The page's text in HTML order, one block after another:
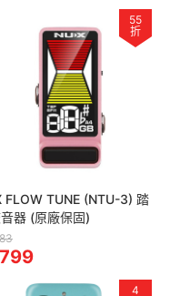
55
折
FLOW TUNE (NTU-3) 踏
器 (原廠保固)
4